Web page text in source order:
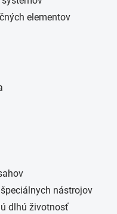
elementov
nástrojov
dlhú životnosť